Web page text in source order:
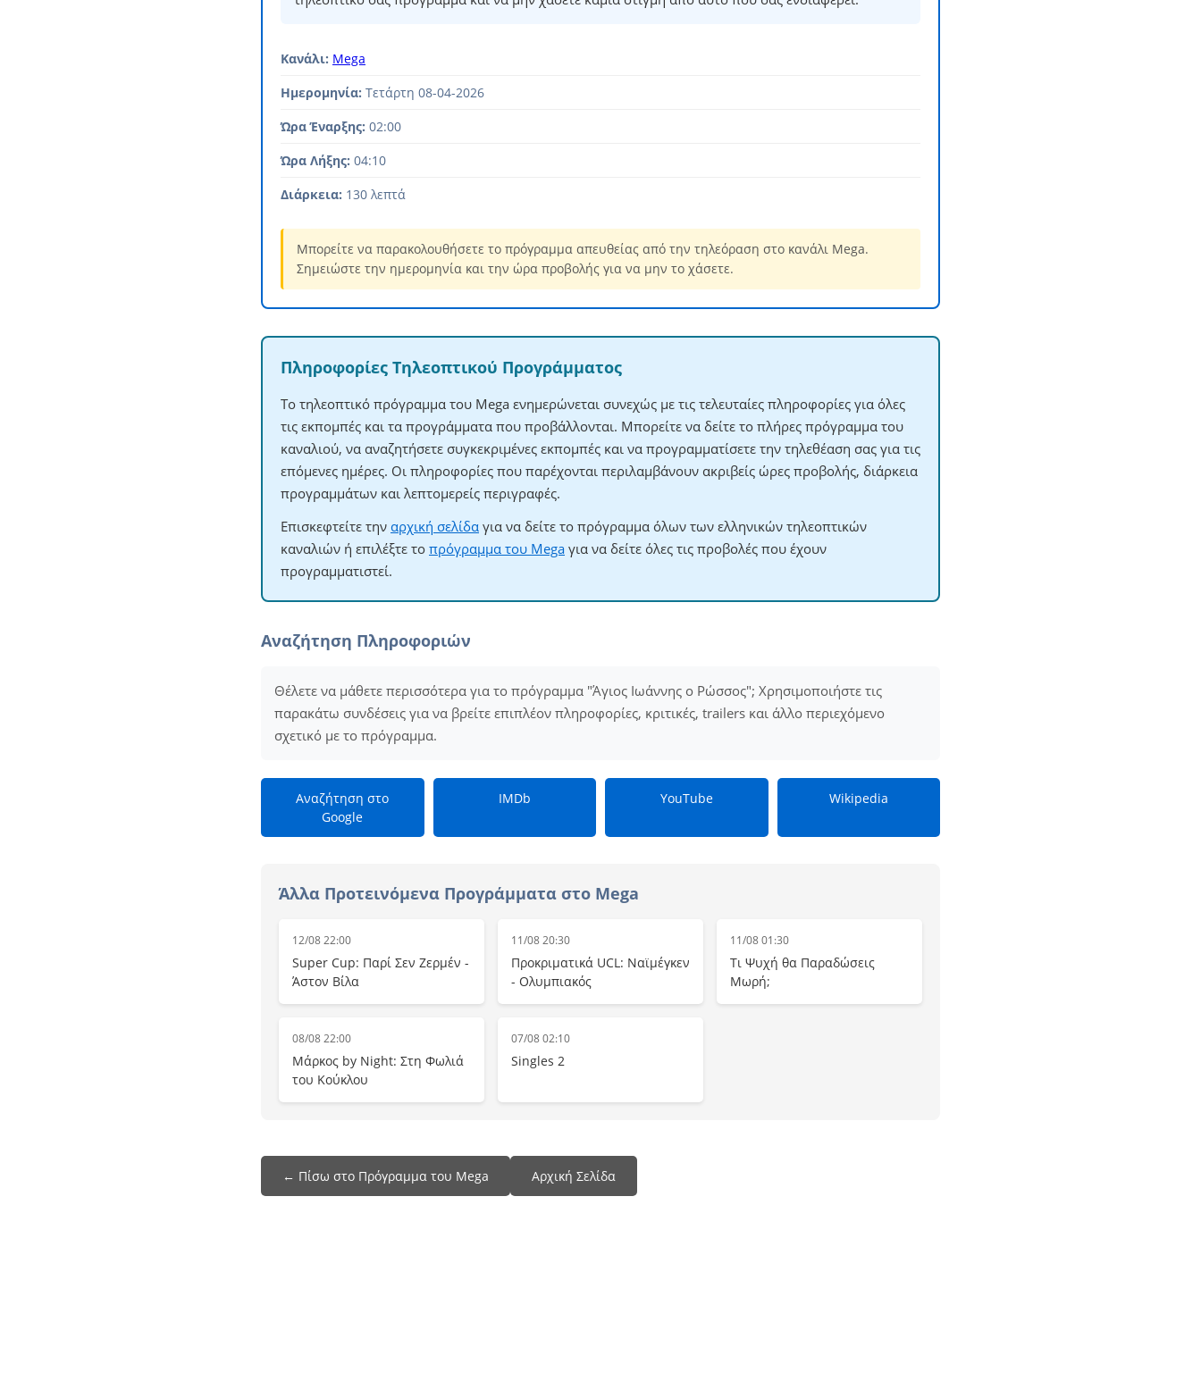
Κανάλι: Mega
Ημερομηνία: Τετάρτη 08-04-2026
Ώρα Έναρξης: 02:00
Ώρα Λήξης: 04:10
Διάρκεια: 130 λεπτά
Μπορείτε να παρακολουθήσετε το πρόγραμμα απευθείας από την τηλεόραση στο κανάλι Mega.
Σημειώστε την ημερομηνία και την ώρα προβολής για να μην το χάσετε.
Πληροφορίες Τηλεοπτικού Προγράμματος
Το τηλεοπτικό πρόγραμμα του Mega ενημερώνεται συνεχώς με τις τελευταίες πληροφορίες για όλες
τις εκπομπές και τα προγράμματα που προβάλλονται. Μπορείτε να δείτε το πλήρες πρόγραμμα του
καναλιού, να αναζητήσετε συγκεκριμένες εκπομπές και να προγραμματίσετε την τηλεθέαση σας για τις
επόμενες ημέρες. Οι πληροφορίες που παρέχονται περιλαμβάνουν ακριβείς ώρες προβολής, διάρκεια
προγραμμάτων και λεπτομερείς περιγραφές.
Επισκεφτείτε την αρχική σελίδα για να δείτε το πρόγραμμα όλων των ελληνικών τηλεοπτικών
καναλιών ή επιλέξτε το πρόγραμμα του Mega για να δείτε όλες τις προβολές που έχουν
προγραμματιστεί.
Αναζήτηση Πληροφοριών
Θέλετε να μάθετε περισσότερα για το πρόγραμμα "Άγιος Ιωάννης ο Ρώσσος"; Χρησιμοποιήστε τις
παρακάτω συνδέσεις για να βρείτε επιπλέον πληροφορίες, κριτικές, trailers και άλλο περιεχόμενο
σχετικό με το πρόγραμμα.
Αναζήτηση στο
Google
IMDb YouTube Wikipedia
Άλλα Προτεινόμενα Προγράμματα στο Mega
12/08 22:00
Super Cup: Παρί Σεν Ζερμέν -
Άστον Βίλα
11/08 20:30
Προκριματικά UCL: Ναϊμέγκεν
- Ολυμπιακός
11/08 01:30
Τι Ψυχή θα Παραδώσεις
Μωρή;
08/08 22:00
Μάρκος by Night: Στη Φωλιά
του Κούκλου
07/08 02:10
Singles 2
← Πίσω στο Πρόγραμμα του Mega Αρχική Σελίδα